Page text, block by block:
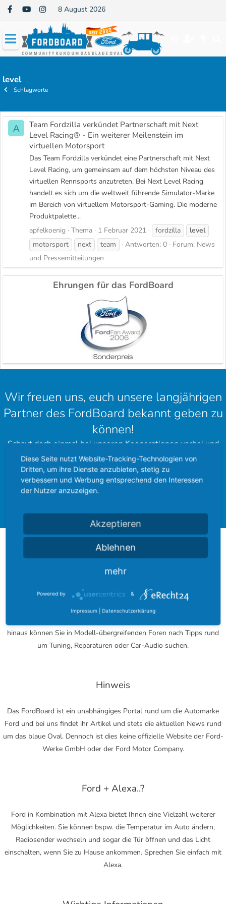
8 August 2026
level
Schlagworte
A
Team Fordzilla verkündet Partnerschaft mit Next
Level Racing® - Ein weiterer Meilenstein im
virtuellen Motorsport
Das Team Fordzilla verkündet eine Partnerschaft mit Next
Level Racing, um gemeinsam auf dem höchsten Niveau des
virtuellen Rennsports anzutreten. Bei Next Level Racing
handelt es sich um die weltweit führende Simulator-Marke
im Bereich von virtuellem Motorsport-Gaming. Die moderne
Produktpalette...
apfelkoenig
Thema 1 Februar 2021 fordzilla
level
motorsport
next team Antworten: 0 Forum: News
und Pressemitteilungen
Ehrungen für das FordBoard
Wir freuen uns, euch unsere langjährigen
Partner des FordBoard bekannt geben zu
können!
Schaut doch einmal bei unseren Kooperationen vorbei und
hinterlasst einen schönen Gruß.
Ford Community
Ford Cougar
Über das FordBoard
Das FordBoard wurde am 17. Dezember 2002 gegründet und
entwickelte sich seitdem zu einer der größten Modell-umfassenden
Community rund um das blaue Oval.
hinaus können Sie in Modell-übergreifenden Foren nach Tipps rund
um Tuning, Reparaturen oder Car-Audio suchen.
Hinweis
Das FordBoard ist ein unabhängiges Portal rund um die Automarke
Ford und bei uns findet ihr Artikel und stets die aktuellen News rund
um das blaue Oval. Dennoch ist dies keine offizielle Website der Ford-
Werke GmbH oder der Ford Motor Company.
Ford + Alexa..?
Ford in Kombination mit Alexa bietet Ihnen eine Vielzahl weiterer
Möglichkeiten. Sie können bspw. die Temperatur im Auto ändern,
Radiosender wechseln und sogar die Tür öffnen und das Licht
einschalten, wenn Sie zu Hause ankommen. Sprechen Sie einfach mit
Alexa.
Diese Seite nutzt Website-Tracking-Technologien von
Dritten, um ihre Dienste anzubieten, stetig zu
verbessern und Werbung entsprechend den Interessen
der Nutzer anzuzeigen.
Akzeptieren
Ablehnen
mehr
Powered by &
Impressum | Datenschutzerklärung